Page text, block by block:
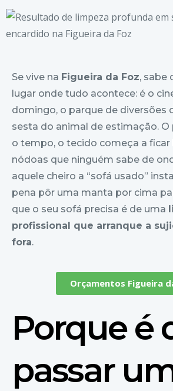
Se vive na Figueira da Foz, sabe
lugar onde tudo acontece: é o
domingo, o parque de diversões
sesta do animal de estimação.
o tempo, o tecido começa a ficar
nódoas que ninguém sabe de
aquele cheiro a “sofá usado”
pena pôr uma manta por cima
que o seu sofá precisa é de uma
profissional que arranque a
fora.
Orçamentos Figueira
Porque é
passar